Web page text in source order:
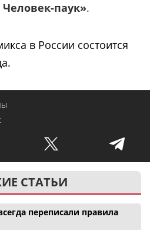
паук».
в России состоится
СТАТЬИ
переписали правила